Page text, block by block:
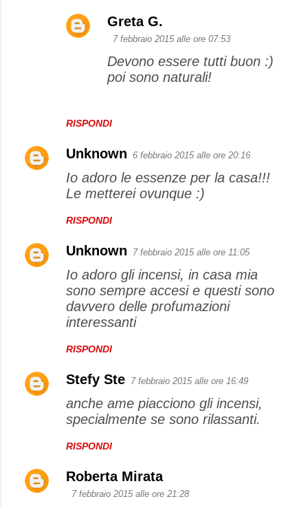
RISPONDI
Greta G.
7 febbraio 2015 alle ore 07:53
Devono essere tutti buon :)
poi sono naturali!
Unknown 6 febbraio 2015 alle ore 20:16
Io adoro le essenze per la casa!!!
Le metterei ovunque :)
RISPONDI
Unknown 7 febbraio 2015 alle ore 11:05
Io adoro gli incensi, in casa mia
sono sempre accesi e questi sono
davvero delle profumazioni
interessanti
RISPONDI
Stefy Ste 7 febbraio 2015 alle ore 16:49
anche ame piacciono gli incensi,
specialmente se sono rilassanti.
RISPONDI
Roberta Mirata
7 febbraio 2015 alle ore 21:28